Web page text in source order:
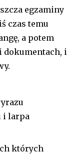
egzaminy
czas temu
a potem
dokumentach, i
i larpa
których